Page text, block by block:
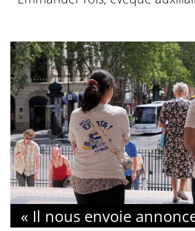
« Il nous envoie